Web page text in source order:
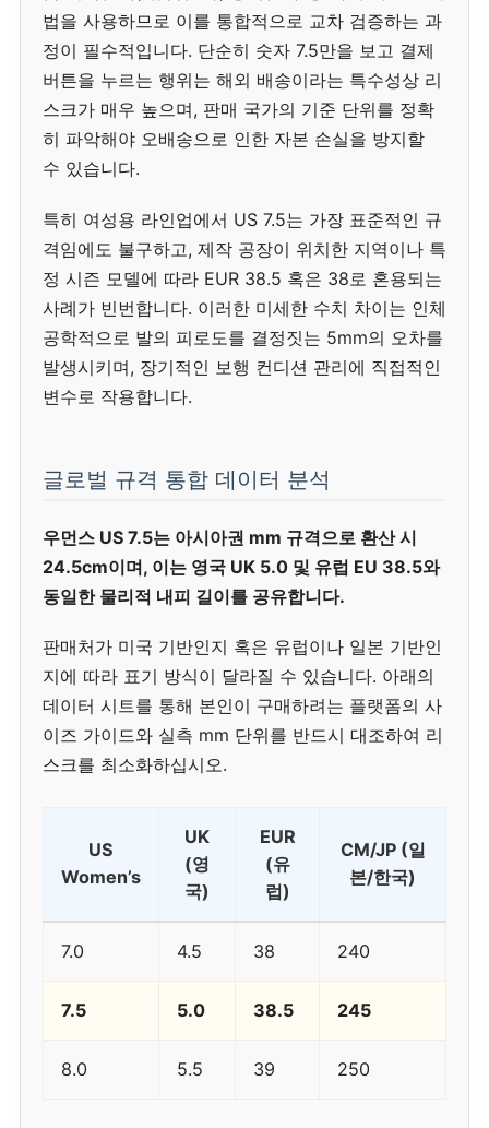
법을 사용하므로 이를 통합적으로 교차 검증하는 과
정이 필수적입니다. 단순히 숫자 7.5만을 보고 결제
버튼을 누르는 행위는 해외 배송이라는 특수성상 리
스크가 매우 높으며, 판매 국가의 기준 단위를 정확
히 파악해야 오배송으로 인한 자본 손실을 방지할
수 있습니다.
특히 여성용 라인업에서 US 7.5는 가장 표준적인 규
격임에도 불구하고, 제작 공장이 위치한 지역이나 특
정 시즌 모델에 따라 EUR 38.5 혹은 38로 혼용되는
사례가 빈번합니다. 이러한 미세한 수치 차이는 인체
공학적으로 발의 피로도를 결정짓는 5mm의 오차를
발생시키며, 장기적인 보행 컨디션 관리에 직접적인
변수로 작용합니다.
글로벌 규격 통합 데이터 분석
우먼스 US 7.5는 아시아권 mm 규격으로 환산 시
24.5cm이며, 이는 영국 UK 5.0 및 유럽 EU 38.5와
동일한 물리적 내피 길이를 공유합니다.
판매처가 미국 기반인지 혹은 유럽이나 일본 기반인
지에 따라 표기 방식이 달라질 수 있습니다. 아래의
데이터 시트를 통해 본인이 구매하려는 플랫폼의 사
이즈 가이드와 실측 mm 단위를 반드시 대조하여 리
스크를 최소화하십시오.
US
Women’s
UK
(영
국)
EUR
(유
럽)
CM/JP (일
본/한국)
7.0 4.5 38 240
7.5 5.0 38.5 245
8.0 5.5 39 250